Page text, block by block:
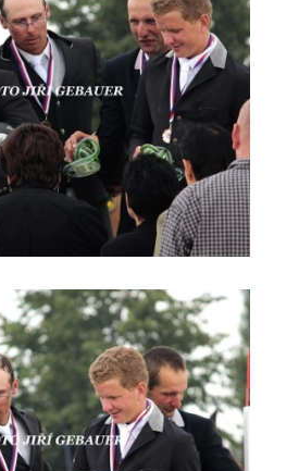
NEBUDE
JEZDECTVÍ NENÍ
ZA DOTACI V ROCE 2023
VE STÁJI. PRO BLIŽŠÍ INFO
ČESKÉ UNIÍ SPORTU